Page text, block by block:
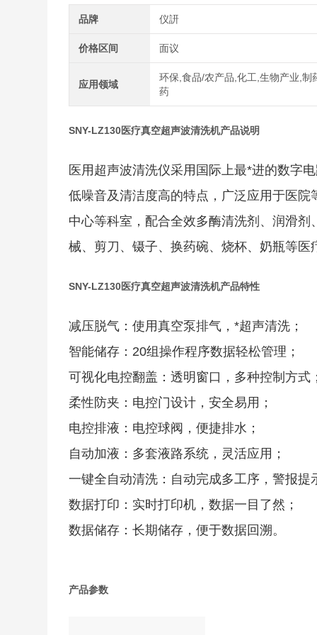
品牌 仪訮
价格区间 面议
应用领域
环保,食品/农产品,化工,生物产业,制
药
SNY-LZ130医疗真空超声波清洗机产品说明
医用超声波清洗仪采用国际上最*进的数字
低噪音及清洁度高的特点，广泛应用于医
中心等科室，配合全效多酶清洗剂、润滑
械、剪刀、镊子、换药碗、烧杯、奶瓶等医
SNY-LZ130医疗真空超声波清洗机产品特性
减压脱气：使用真空泵排气，*超声清洗；
智能储存：20组操作程序数据轻松管理；
可视化电控翻盖：透明窗口，多种控制方式
柔性防夹：电控门设计，安全易用；
电控排液：电控球阀，便捷排水；
自动加液：多套液路系统，灵活应用；
一键全自动清洗：自动完成多工序，警报提
数据打印：实时打印机，数据一目了然；
数据储存：长期储存，便于数据回溯。
产品参数